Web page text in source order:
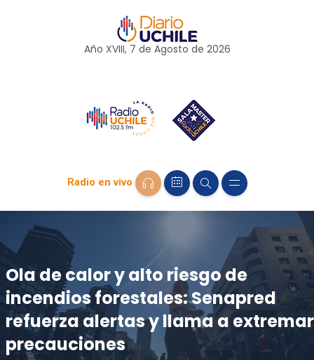
Año XVIII, 7 de Agosto de 2026
Radio en vivo
Ola de calor y alto riesgo de
incendios forestales: Senapred
refuerza alertas y llama a extremar
precauciones